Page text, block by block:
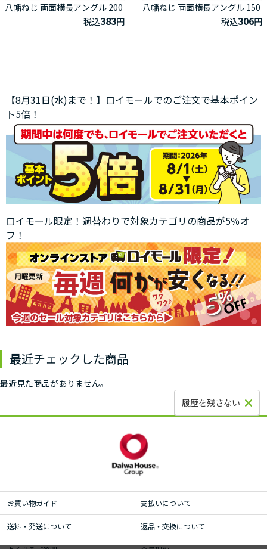
八幡ねじ 両面横長アングル 200
税込383円
八幡ねじ 両面横長アングル 150
税込306円
【8月31日(水)まで！】ロイモールでのご注文で基本ポイン
ト5倍！
ロイモール限定！週替わりで対象カテゴリの商品が5％オ
フ！
最近チェックした商品
最近見た商品がありません。
履歴を残さない
お買い物ガイド 支払いについて
送料・発送について 返品・交換について